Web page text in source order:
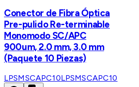
Conector de Fibra Óptica
Pre-pulido Re-terminable
Monomodo SC/APC
900um, 2.0 mm, 3.0 mm
(Paquete 10 Piezas)
LPSMSCAPC10LPSMSCAPC10